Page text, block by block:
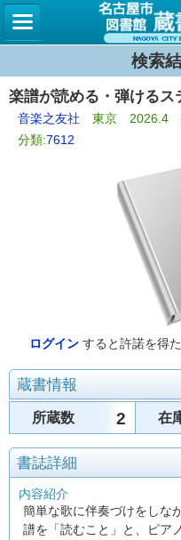
検索
楽譜が読める・弾ける
音楽之友社 東京 2026.4
分類:7612
ログイン すると許諾を得
蔵書情報
所蔵数 2 在
書誌詳細
内容紹介
簡単な歌に伴奏づけをしな
譜を「読むこと」と、ピア